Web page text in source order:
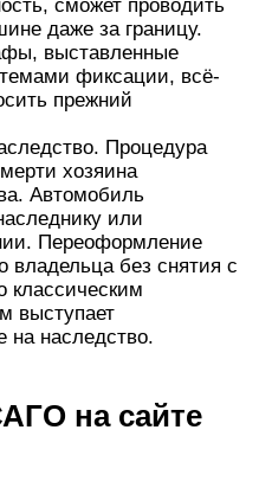
сможет проводить
даже за границу.
выставленные
фиксации, всё-
прежний
Процедура
хозяина
Автомобиль
или
Переоформление
владельца без снятия с
классическим
выступает
на наследство.
на сайте